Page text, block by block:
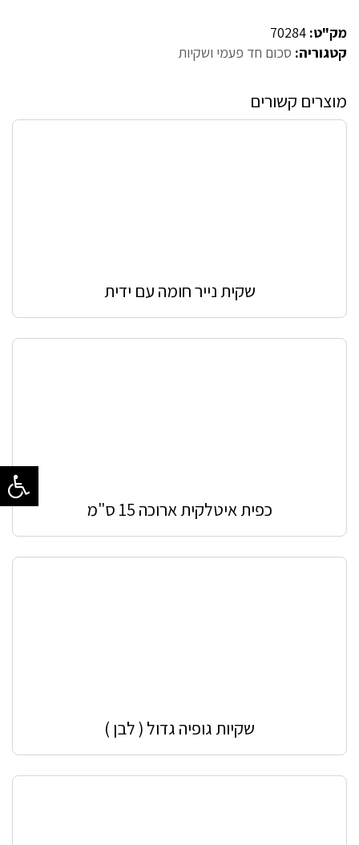
מק"ט: 70284
קטגוריה: סכום חד פעמי ושקיות
מוצרים קשורים
שקית נייר חומה עם ידית
כפית איטלקית ארוכה 15 ס"מ
שקיות גופיה גדול ( לבן )